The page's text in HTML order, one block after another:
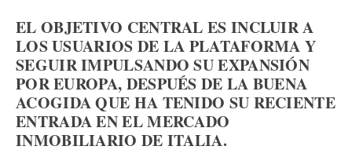
EL OBJETIVO CENTRAL ES INCLUIR A
LOS USUARIOS DE LA PLATAFORMA Y
SEGUIR IMPULSANDO SU EXPANSIÓN
POR EUROPA, DESPUÉS DE LA BUENA
ACOGIDA QUE HA TENIDO SU RECIENTE
ENTRADA EN EL MERCADO
INMOBILIARIO DE ITALIA.